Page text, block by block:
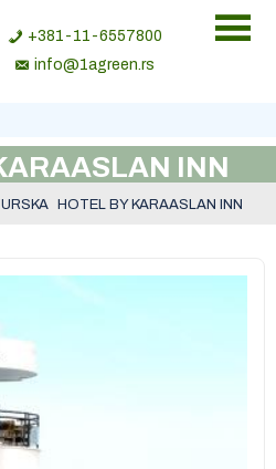
+381-11-6557800
info@1agreen.rs
INN
HOTEL BY KARAASLAN INN